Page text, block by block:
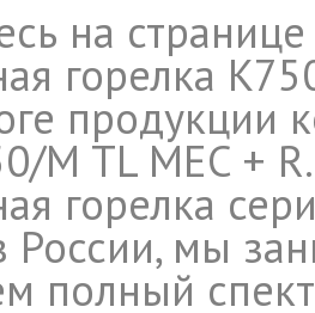
на
горелка
продукции
M TL MEC +
горелка
России, мы
полный